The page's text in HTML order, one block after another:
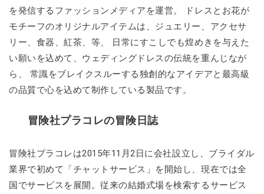
を発信するファッションメディアを運営。 ドレスとお花が
モチーフのオリジナルアイテムは、ジュエリー、アクセサ
リー、食器、紅茶、等、 日常にすこしでも煌めきを与えた
い願いを込めて、ウェディングドレスの伝統を重んじなが
ら、 常識をブレイクスルーする独創的なアイデアと最高級
の品質で心を込めて制作している製品です。
冒険社プラコレの冒険日誌
冒険社プラコレは2015年11月2日に会社設立し、ブライダル
業界で初めて「チャットサービス」を開始し、現在では全
国でサービスを展開。従来の結婚式場を検索するサービス